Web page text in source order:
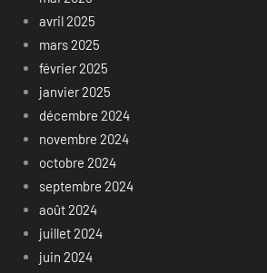
avril 2025
mars 2025
février 2025
janvier 2025
décembre 2024
novembre 2024
octobre 2024
septembre 2024
août 2024
juillet 2024
juin 2024